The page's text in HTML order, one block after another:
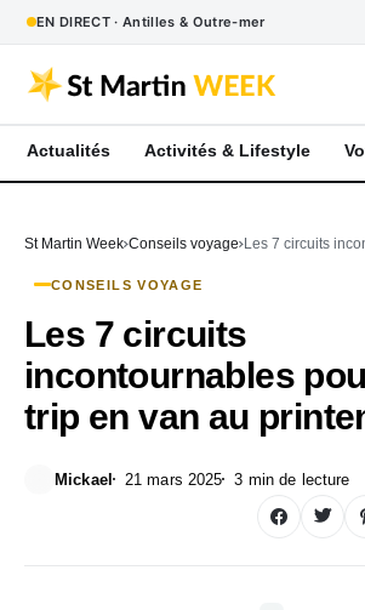
EN DIRECT · Antilles & Outre-mer
Actualités Activités & Lifestyle
St Martin Week Conseils voyage Les 7 circuits
CONSEILS VOYAGE
Les 7 circuits
incontournables
trip en van au
Mickael 21 mars 2025 3 min de lecture